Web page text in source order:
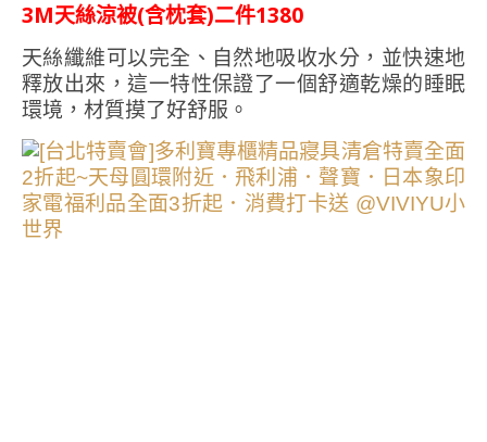
3M天絲涼被(含枕套)二件1380
天絲纖維可以完全、自然地吸收水分，並快速地
釋放出來，這一特性保證了一個舒適乾燥的睡眠
環境，材質摸了好舒服。